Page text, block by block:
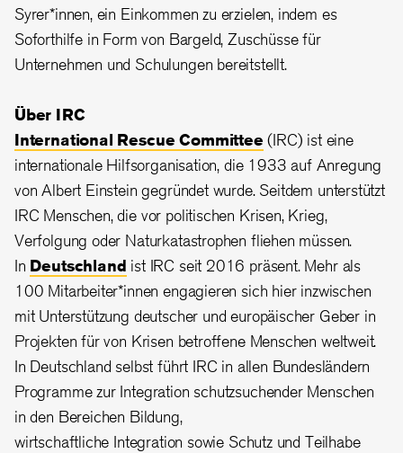
Syrer*innen, ein Einkommen zu erzielen, indem es
Soforthilfe in Form von Bargeld, Zuschüsse für
Unternehmen und Schulungen bereitstellt.
Über IRC
International Rescue Committee (IRC) ist eine
internationale Hilfsorganisation, die 1933 auf Anregung
von Albert Einstein gegründet wurde. Seitdem unterstützt
IRC Menschen, die vor politischen Krisen, Krieg,
Verfolgung oder Naturkatastrophen fliehen müssen.
In Deutschland ist IRC seit 2016 präsent. Mehr als
100 Mitarbeiter*innen engagieren sich hier inzwischen
mit Unterstützung deutscher und europäischer Geber in
Projekten für von Krisen betroffene Menschen weltweit.
In Deutschland selbst führt IRC in allen Bundesländern
Programme zur Integration schutzsuchender Menschen
in den Bereichen Bildung,
wirtschaftliche Integration sowie Schutz und Teilhabe